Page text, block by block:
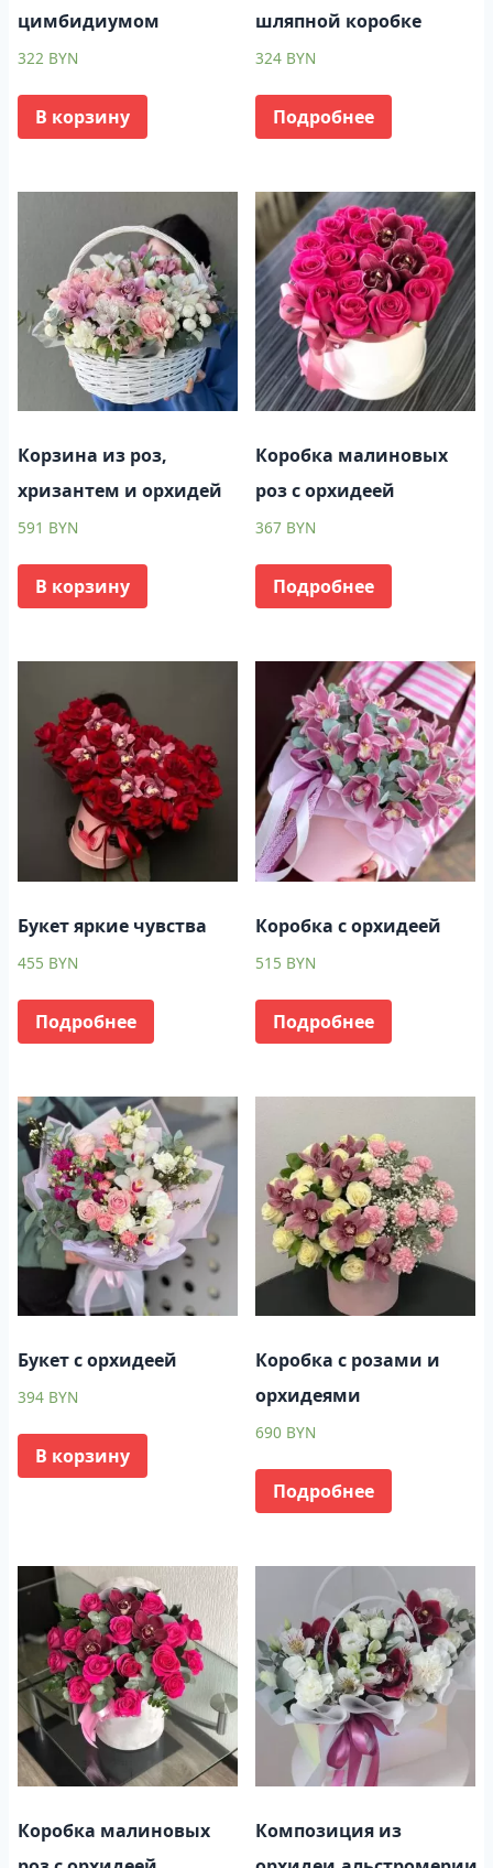
цимбидиумом
322 BYN
В корзину
шляпной коробке
324 BYN
Подробнее
Корзина из роз,
хризантем и орхидей
591 BYN
В корзину
Коробка малиновых
роз с орхидеей
367 BYN
Подробнее
Букет яркие чувства
455 BYN
Подробнее
Коробка с орхидеей
515 BYN
Подробнее
Букет с орхидеей
394 BYN
В корзину
Коробка с розами и
орхидеями
690 BYN
Подробнее
Коробка малиновых
Композиция из